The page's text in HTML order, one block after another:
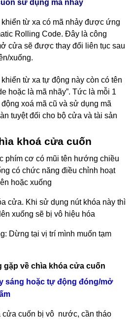
sử dụng mã nhảy
từ xa có mã nhảy được ứng
Rolling Code. Đây là công
cửa sẽ được thay đổi liên tục sau
xuống.
từ xa tự động này còn có tên
hoặc là mã nhãy”. Tức là mỗi 1
xoá mã cũ và sử dụng mã
tuyệt đối cho bộ cửa và tài sản
khoá cửa cuốn
phím cơ có mũi tên hướng chiều
có chức năng điều chỉnh hoạt
hoặc xuống
cửa. Khi sử dụng nút khóa này thì
xuống sẽ bị vô hiệu hóa
Dừng tại vị trí mình muốn tạm
về chìa khóa cửa cuốn
sáng hoặc tự động đóng/mở
cửa cuốn bị vô nước, cần tháo